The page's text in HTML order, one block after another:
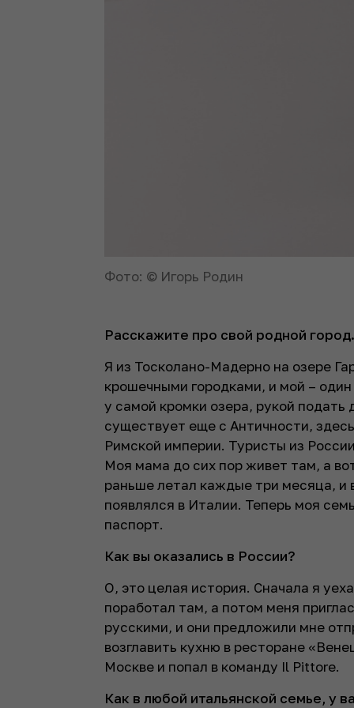
Фото: © Игорь Родин
Расскажите про свой родной
Я из Тосколано-Мадерно на озере
крошечными городками, и мой –
у самой кромки озера, рукой
существует еще с Античности,
Римской империи. Туристы из
Моя мама до сих пор живет там, а
раньше летал каждые три месяца, и
появлялся в Италии. Теперь моя
паспорт.
Как вы оказались в России?
О, это целая история. Сначала я
поработал там, а потом меня
русскими, и они предложили мне
возглавить кухню в ресторане
Москве и попал в команду Il Pittore.
Как в любой итальянской семье, у